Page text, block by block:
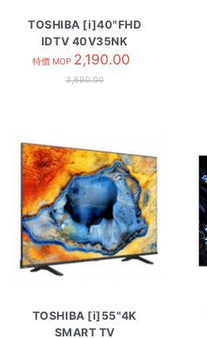
TOSHIBA [i]40"FHD
IDTV 40V35NK
特價 MOP 2,190.00
3,690.00
TOSHIBA [i]55"4K
SMART TV